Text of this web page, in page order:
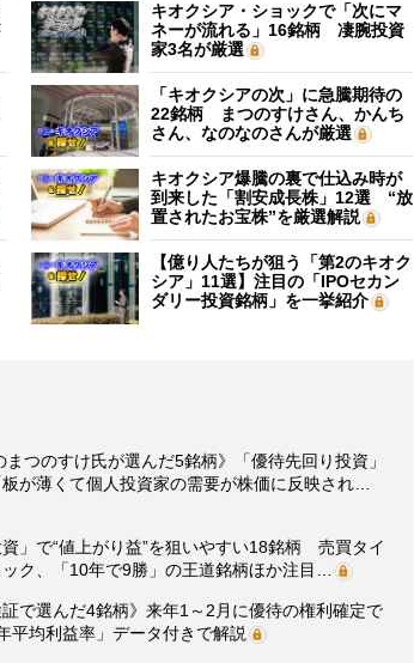
キオクシア・ショックで「次にマ
ネーが流れる」16銘柄 凄腕投資
家3名が厳選
「キオクシアの次」に急騰期待の
22銘柄 まつのすけさん、かんち
さん、なのなのさんが厳選
キオクシア爆騰の裏で仕込み時が
到来した「割安成長株」12選 “放
置されたお宝株”を厳選解説
【億り人たちが狙う「第2のキオク
シア」11選】注目の「IPOセカン
ダリー投資銘柄」を一挙紹介
つのすけ氏が選んだ5銘柄》「優待先回り投資」
が薄くて個人投資家の需要が株価に反映され…
」で“値上がり益”を狙いやすい18銘柄 売買タイ
ク、「10年で9勝」の王道銘柄ほか注目…
で選んだ4銘柄》来年1～2月に優待の権利確定で
平均利益率」データ付きで解説